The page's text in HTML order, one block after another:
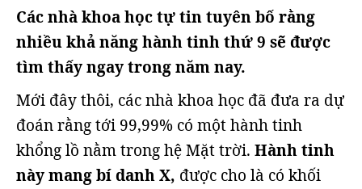
Các nhà khoa học tự tin tuyên bố rằng
nhiều khả năng hành tinh thứ 9 sẽ được
tìm thấy ngay trong năm nay.
Mới đây thôi, các nhà khoa học đã đưa ra dự
đoán rằng tới 99,99% có một hành tinh
khổng lồ nằm trong hệ Mặt trời. Hành tinh
này mang bí danh X, được cho là có khối